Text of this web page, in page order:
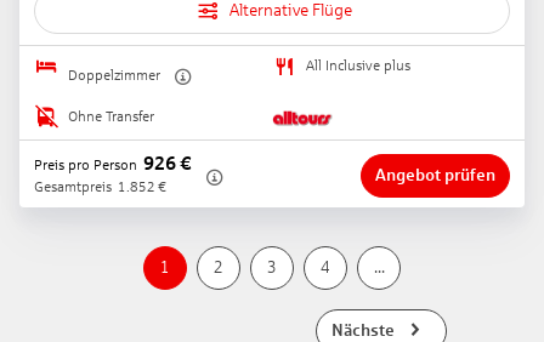
Alternative Flüge
Doppelzimmer
All Inclusive plus
Ohne Transfer
Preis pro Person 926€
Gesamtpreis 1.852 €
Angebot prüfen
1 2 3 4 ...
Nächste